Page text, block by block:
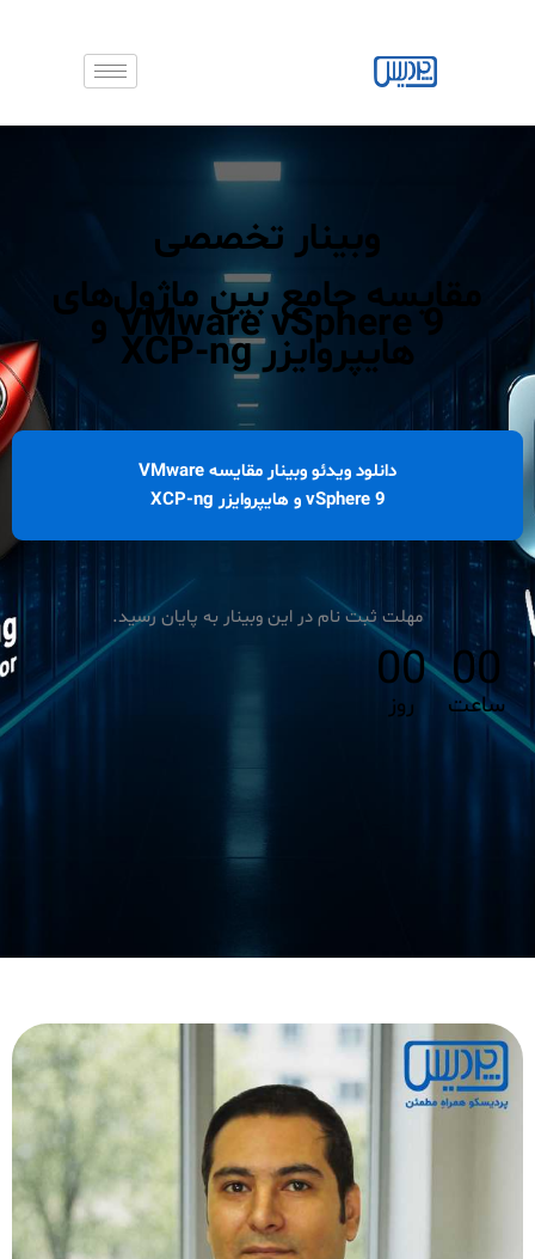
وبینار تخصصی
مقایسه جامع بین ماژول‌های
VMware vSphere 9 و
هایپروایزر XCP-ng
دانلود ویدئو وبینار مقایسه VMware
vSphere 9 و هایپروایزر XCP-ng
مهلت ثبت نام در این وبینار به پایان رسید.
00
روز
00
ساعت